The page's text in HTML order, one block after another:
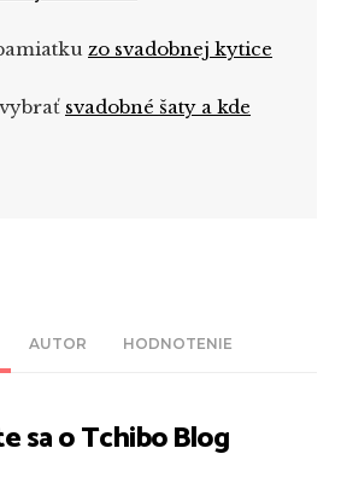
AUTOR HODNOTENIE
sa o Tchibo Blog
zo svadobnej kytice
svadobné šaty a kde